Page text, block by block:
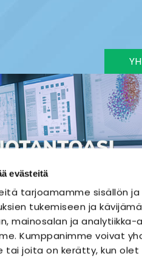
evästeitä
tarjoamamme sisällön
tukemiseen ja
mainosalan ja
Kumppanimme voivat
tai joita on kerätty, kun
SÄHKÖURAKOINTI